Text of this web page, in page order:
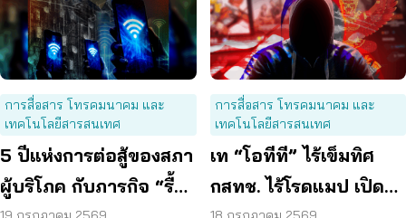
การสื่อสาร โทรคมนาคม และ
เทคโนโลยีสารสนเทศ
5 ปีแห่งการต่อสู้ของสภา
ผู้บริโภค กับภารกิจ “รื้อ
การสื่อสาร โทรคมนาคม และ
เทคโนโลยีสารสนเทศ
เท “โอทีที” ไร้เข็มทิศ
กสทช. ไร้โรดแมป เปิด